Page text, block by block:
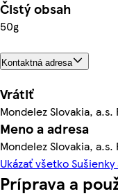
Čistý obsah
50g
Kontaktná adresa
Vrátiť
Mondelez Slovakia,
Meno a adresa
Mondelez Slovakia,
Ukázať všetko
Príprava a